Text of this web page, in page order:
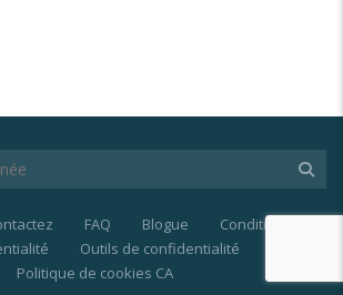
FAQ Blogue
Conditions
Outils de confidentialité
Politique de cookies CA